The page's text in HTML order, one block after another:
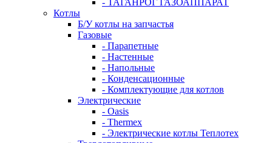
- ТАГАНРОГ ГАЗОАППАРАТ
Котлы
Б/У котлы на запчастья
Газовые
- Парапетные
- Настенные
- Напольные
- Конденсационные
- Комплектующие для котлов
Электрические
- Oasis
- Thermex
- Электрические котлы Теплотех